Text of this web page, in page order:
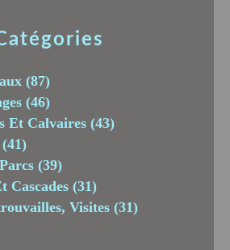
(87)
(46)
Et Calvaires (43)
(41)
(39)
Cascades (31)
Visites (31)